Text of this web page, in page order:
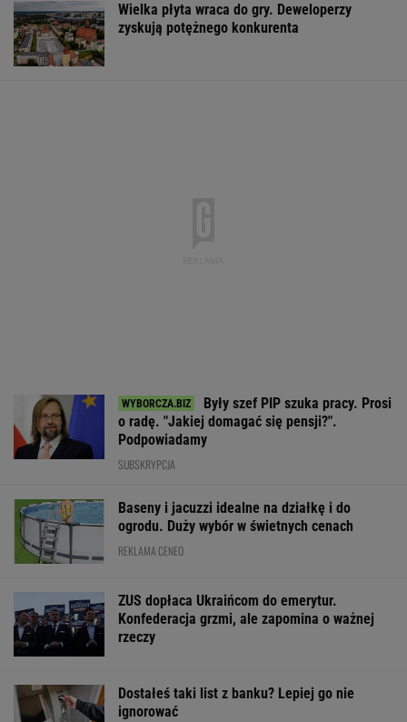
Wielka płyta wraca do gry. Deweloperzy
zyskują potężnego konkurenta
Były szef PIP szuka pracy. Prosi
o radę. "Jakiej domagać się pensji?".
Podpowiadamy
SUBSKRYPCJA
Baseny i jacuzzi idealne na działkę i do
ogrodu. Duży wybór w świetnych cenach
REKLAMA CENEO
ZUS dopłaca Ukraińcom do emerytur.
Konfederacja grzmi, ale zapomina o ważnej
rzeczy
Dostałeś taki list z banku? Lepiej go nie
ignorować